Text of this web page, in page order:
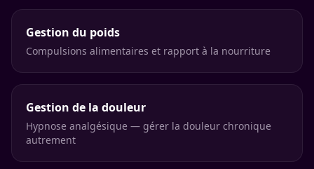
Gestion du poids
Compulsions alimentaires et rapport à la nourriture
Gestion de la douleur
Hypnose analgésique — gérer la douleur chronique
autrement